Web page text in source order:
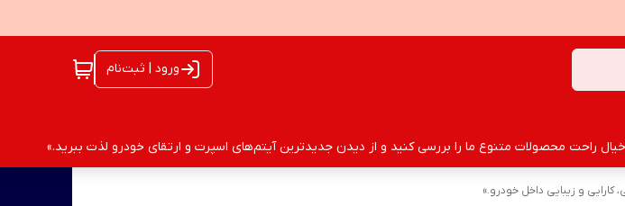
ورود | ثبت‌نام
راحت محصولات متنوع ما را بررسی کنید و از دیدن جدیدترین آیتم‌های اسپرت و ارتقای خودرو لذت ببرید.»
و زیبایی داخل خودرو.»